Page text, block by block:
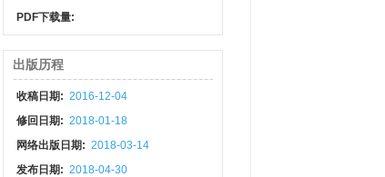
PDF下载量:
出版历程
收稿日期: 2016-12-04
修回日期: 2018-01-18
网络出版日期: 2018-03-14
发布日期: 2018-04-30